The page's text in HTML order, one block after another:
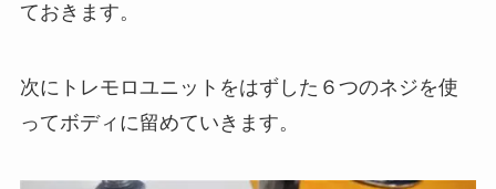
ておきます。
次にトレモロユニットをはずした６つのネジを使
ってボディに留めていきます。